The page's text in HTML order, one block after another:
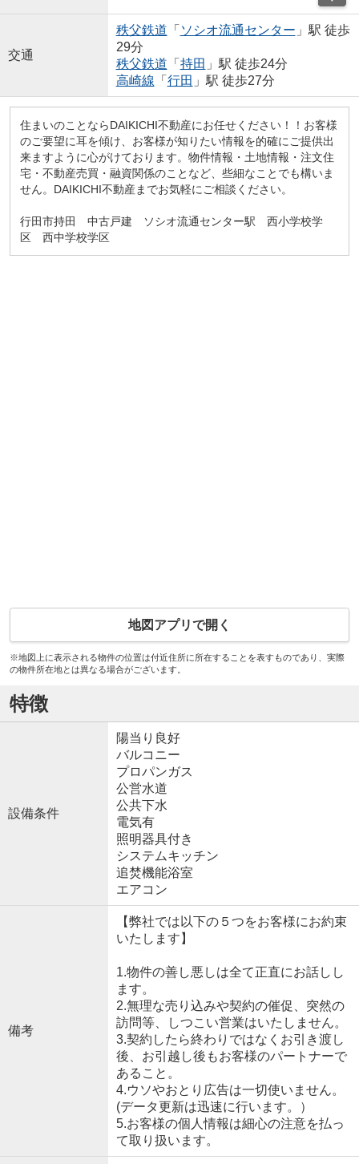
交通
秩父鉄道 「 ソシオ流通センター 」駅 徒歩
29分
秩父鉄道 「 持田 」駅 徒歩24分
高崎線 「 行田 」駅 徒歩27分
住まいのことならDAIKICHI不動産にお任せください！！お客様
のご要望に耳を傾け、お客様が知りたい情報を的確にご提供出
来ますように心がけております。物件情報・土地情報・注文住
宅・不動産売買・融資関係のことなど、些細なことでも構いま
せん。DAIKICHI不動産までお気軽にご相談ください。
行田市持田 中古戸建 ソシオ流通センター駅 西小学校学
区 西中学校学区
地図アプリで開く
※地図上に表示される物件の位置は付近住所に所在することを表すものであり、実際
の物件所在地とは異なる場合がございます。
特徴
設備条件
陽当り良好
バルコニー
プロパンガス
公営水道
公共下水
電気有
照明器具付き
システムキッチン
追焚機能浴室
エアコン
備考
【弊社では以下の５つをお客様にお約束
いたします】
1.物件の善し悪しは全て正直にお話しし
ます。
2.無理な売り込みや契約の催促、突然の
訪問等、しつこい営業はいたしません。
3.契約したら終わりではなくお引き渡し
後、お引越し後もお客様のパートナーで
あること。
4.ウソやおとり広告は一切使いません。
(データ更新は迅速に行います。）
5.お客様の個人情報は細心の注意を払っ
て取り扱います。